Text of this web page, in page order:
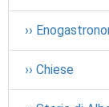
››
›› Chiese